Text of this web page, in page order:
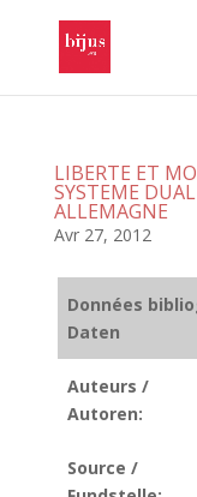
LIBERTE ET
SYSTEME
ALLEMAGNE
Avr 27, 2012
Données
Daten
Auteurs /
Autoren:
Source /